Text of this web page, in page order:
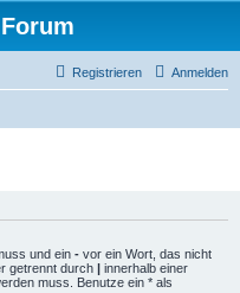
Anmelden
Registrieren
und ein - vor ein Wort, das nicht
getrennt durch | innerhalb einer
muss. Benutze ein * als